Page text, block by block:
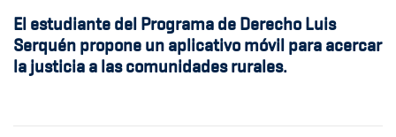
El estudiante del Programa de Derecho Luis
Serquén propone un aplicativo móvil para acercar
la justicia a las comunidades rurales.